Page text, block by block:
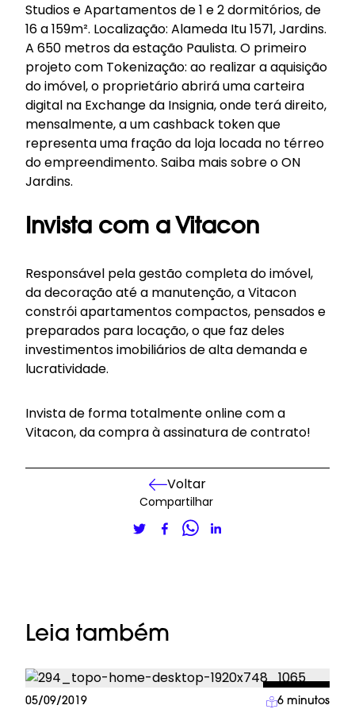
Studios e Apartamentos de 1 e 2 dormitórios, de
16 a 159m². Localização: Alameda Itu 1571, Jardins.
A 650 metros da estação Paulista. O primeiro
projeto com Tokenização: ao realizar a aquisição
do imóvel, o proprietário abrirá uma carteira
digital na Exchange da Insignia, onde terá direito,
mensalmente, a um cashback token que
representa uma fração da loja locada no térreo
do empreendimento. Saiba mais sobre o ON
Jardins.
Invista com a Vitacon
Responsável pela gestão completa do imóvel,
da decoração até a manutenção, a Vitacon
constrói apartamentos compactos, pensados e
preparados para locação, o que faz deles
investimentos imobiliários de alta demanda e
lucratividade.
Invista de forma totalmente online com a
Vitacon, da compra à assinatura de contrato!
Voltar
Compartilhar
Leia também
Lifestyle
05/09/2019 6 minutos